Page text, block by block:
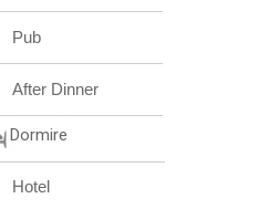
Pub
After Dinner
Dormire
Hotel